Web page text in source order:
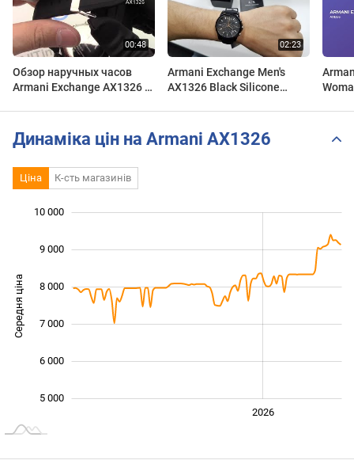
Обзор наручных часов
Armani Exchange AX1326 с
Armani Exchange Men's
AX1326 Black Silicone
Динаміка цін на Armani AX1326
Ціна К-сть магазинів
Середня ціна
5 000
6 000
7 000
8 000
9 000
10 000
2026